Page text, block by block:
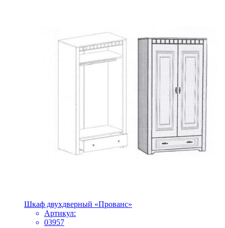
Шкаф двухдверный «Прованс»
Артикул:
03957